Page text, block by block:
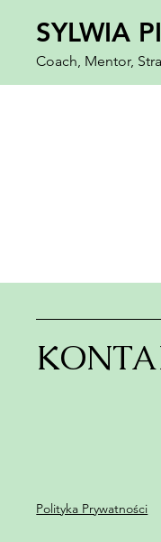
SYLWIA
Coach, Mentor,
Polityka Prywatności